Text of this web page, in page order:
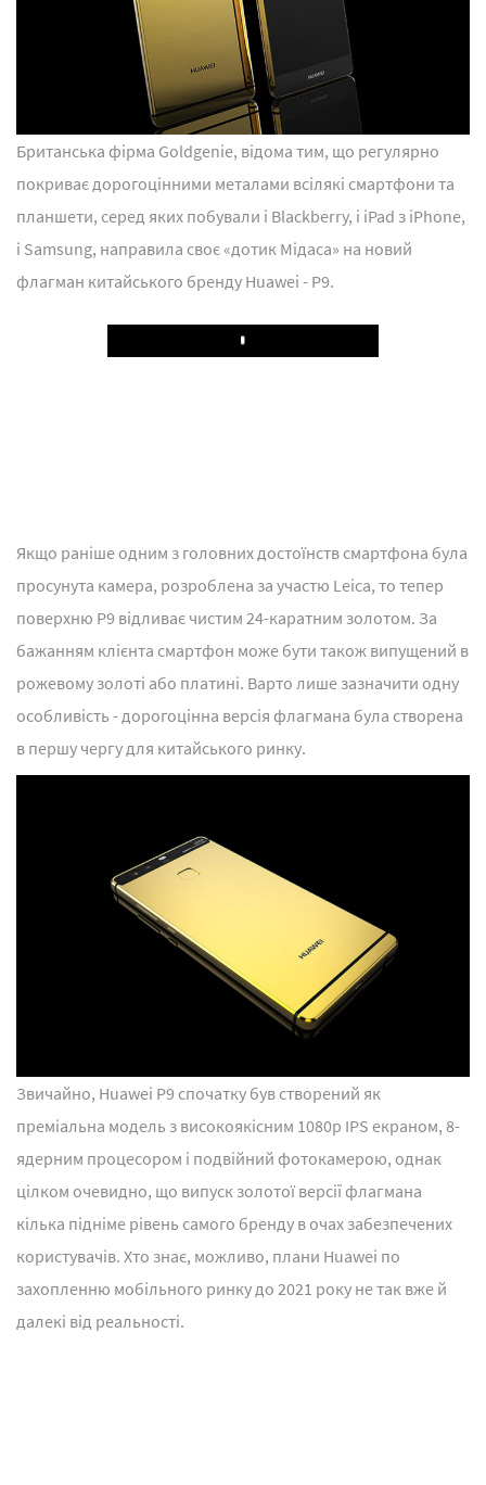
Британська фірма Goldgenie, відома тим, що регулярно
покриває дорогоцінними металами всілякі смартфони та
планшети, серед яких побували і Blackberry, і iPad з iPhone,
і Samsung, направила своє «дотик Мідаса» на новий
флагман китайського бренду Huawei - P9.
Play
Якщо раніше одним з головних достоїнств смартфона була
просунута камера, розроблена за участю Leica, то тепер
поверхню P9 відливає чистим 24-каратним золотом. За
бажанням клієнта смартфон може бути також випущений в
рожевому золоті або платині. Варто лише зазначити одну
особливість - дорогоцінна версія флагмана була створена
в першу чергу для китайського ринку.
Звичайно, Huawei P9 спочатку був створений як
преміальна модель з високоякісним 1080p IPS екраном, 8-
ядерним процесором і подвійний фотокамерою, однак
цілком очевидно, що випуск золотої версії флагмана
кілька підніме рівень самого бренду в очах забезпечених
користувачів. Хто знає, можливо, плани Huawei по
захопленню мобільного ринку до 2021 року не так вже й
далекі від реальності.